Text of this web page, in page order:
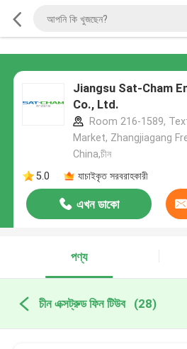
Jiangsu Sat-Cham
Co., Ltd.
Room 216-1589,
Market, Zhangjiagang
China,চীন
5.0
যাচাইকৃত সরবরাহকারী
এখন ডাকো
পণ্য
চীন এক্সট্রুড ফিন টিউব (28)